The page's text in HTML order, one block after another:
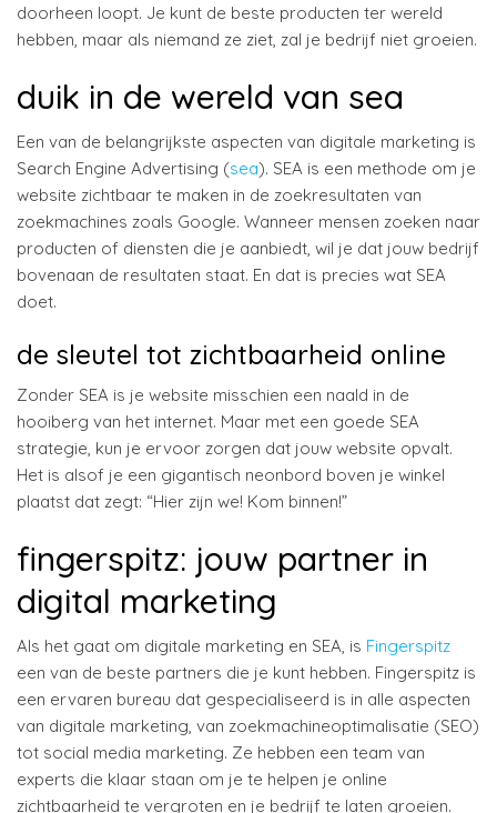
doorheen loopt. Je kunt de beste producten ter wereld
hebben, maar als niemand ze ziet, zal je bedrijf niet groeien.
duik in de wereld van sea
Een van de belangrijkste aspecten van digitale marketing is
Search Engine Advertising (sea). SEA is een methode om je
website zichtbaar te maken in de zoekresultaten van
zoekmachines zoals Google. Wanneer mensen zoeken naar
producten of diensten die je aanbiedt, wil je dat jouw bedrijf
bovenaan de resultaten staat. En dat is precies wat SEA
doet.
de sleutel tot zichtbaarheid online
Zonder SEA is je website misschien een naald in de
hooiberg van het internet. Maar met een goede SEA
strategie, kun je ervoor zorgen dat jouw website opvalt.
Het is alsof je een gigantisch neonbord boven je winkel
plaatst dat zegt: “Hier zijn we! Kom binnen!”
fingerspitz: jouw partner in
digital marketing
Als het gaat om digitale marketing en SEA, is Fingerspitz
een van de beste partners die je kunt hebben. Fingerspitz is
een ervaren bureau dat gespecialiseerd is in alle aspecten
van digitale marketing, van zoekmachineoptimalisatie (SEO)
tot social media marketing. Ze hebben een team van
experts die klaar staan om je te helpen je online
zichtbaarheid te vergroten en je bedrijf te laten groeien.